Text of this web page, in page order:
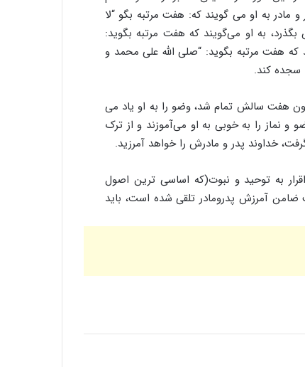
به او می گویند که: هفت مرتبه بگو “لا
به او می‌گویند که هفت مرتبه بگوید:
هفت مرتبه بگوید: “صلی الله علی محمد و
سجده کند.
هفت سالش تمام شد، وضو را به او یاد می
نماز را به خوبی به او می‌آموزند و از ترک
خداوند پدر و مادرش را خواهد آمرزید.
به توحید و نبوت(که اساسی ترین اصول
ضامن آمرزش پدرومادر تلقی شده است، باید